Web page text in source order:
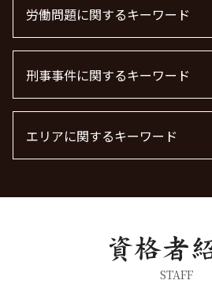
顧問弁護士 個人事業主
企業法務 弁護士
m&a 弁護士
退職勧奨 言ってはいけない
企業法務
売掛金 未回収
債権回収
借金 時効 個人
債権回収 弁護士 完全成功報酬
賃貸 苦情 どこに
不動産 賃貸 トラブル相談
不動産 トラブル相談
不動産トラブル 弁護士
不動産賃貸 弁護士
離婚協議
離婚 慰謝料払わない
養育費 決め方
離婚の慰謝料 相場
離婚届
離婚 モラハラ 慰謝料相場
離婚 慰謝料 精神的苦痛
労働問題に関するキーワード
労働問題 最近
労働問題 相談
労働問題に強い弁護士 東京
残業代 未払い
労働問題 種類
刑事事件に関するキーワード
詐欺罪 種類
脅迫罪 懲役
器物破損 慰謝料
暴行罪 慰謝料
刑事事件 流れ
器物破損 器物損壊 違い
エリアに関するキーワード
不動産トラブル 東京都 弁護士
不動産トラブル 千葉県 弁護士
債権回収 品川区 弁護士
STAFF